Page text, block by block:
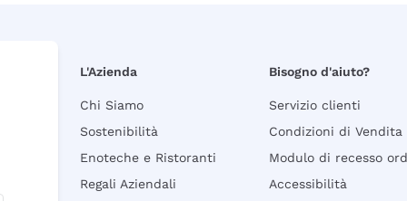
L'Azienda
Chi Siamo
Sostenibilità
Enoteche e Ristoranti
Regali Aziendali
Bisogno d'aiuto?
Servizio clienti
Condizioni di Vendita
Modulo di recesso
Accessibilità